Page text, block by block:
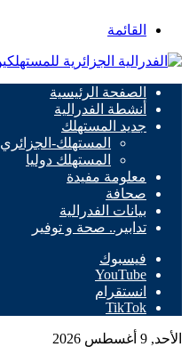
القائمة
الصفحة الرئيسية
أنشطة الفدرالية
جديد المستهلك
المستهلك-الجزائري
المستهلك دوليا
معلومة مفيدة
صحافة
بيانات الفدرالية
تدابير.. صحة و توفير
فيسبوك
‫YouTube
انستقرام
‫TikTok
الأحد, 9 أغسطس 2026